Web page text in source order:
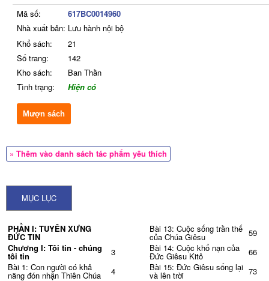
Mã số:
617BC0014960
Nhà xuất bản: Lưu hành nội bộ
Khổ sách:
21
Số trang:
142
Kho sách:
Ban Thần
Tình trạng:
Hiện có
Mượn sách
» Thêm vào danh sách tác phẩm yêu thích
MỤC LỤC
PHẦN I: TUYÊN XƯNG
ĐỨC TIN
Chương I: Tôi tin - chúng
tôi tin
3
Bài 1: Con người có khả
năng đón nhận Thiên Chúa
4
Bài 13: Cuộc sống trần thế
của Chúa Giêsu
59
Bài 14: Cuộc khổ nạn của
Đức Giêsu Kitô
66
Bài 15: Đức Giêsu sống lại
và lên trời
73